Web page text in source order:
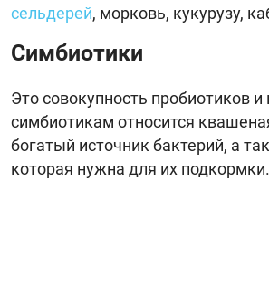
сельдерей, морковь, кукурузу,
Симбиотики
Это совокупность пробиотиков
симбиотикам относится
богатый источник бактерий, а
которая нужна для их подкормки.